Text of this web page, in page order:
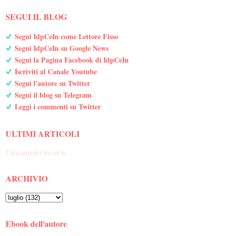
SEGUI IL BLOG
Segui IdpCeIn come Lettore Fisso
Segui IdpCeIn su Google News
Segui la Pagina Facebook di IdpCeIn
Iscriviti al Canale Youtube
Segui l'autore su Twitter
Segui il blog su Telegram
Leggi i commenti su Twitter
ULTIMI ARTICOLI
Caricamento in corso...
ARCHIVIO
Ebook dell'autore